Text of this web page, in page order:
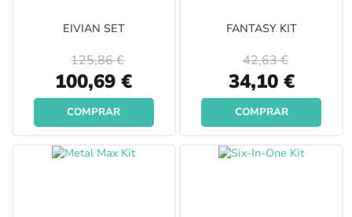
EIVIAN SET
Special
Price
100,69 €
125,86 €
COMPRAR
FANTASY KIT
Special
Price
34,10 €
42,63 €
COMPRAR